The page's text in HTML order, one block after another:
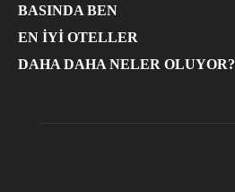
BASINDA BEN
EN İYI OTELLER
DAHA DAHA NELER OLUYOR?